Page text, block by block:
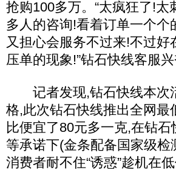
抢购100多万。“太疯狂了!
多人的咨询!看着订单一个
又担心会服务不过来!不过
压单的现象!”钻石快线客服兴
记者发现,钻石快线本次
格,此次钻石快线推出全网最
比便宜了80元多一克,在钻
等承诺下(金条配备国家级
消费者耐不住“诱惑”趁机在